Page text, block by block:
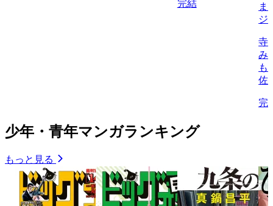
完結
ま
ジ
寺
み
も
佐
完
少年・青年マンガランキング
もっと見る